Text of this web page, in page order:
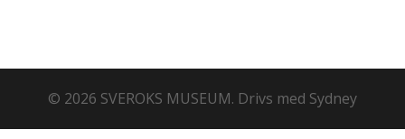
© 2026 SVEROKS MUSEUM. Drivs med Sydney